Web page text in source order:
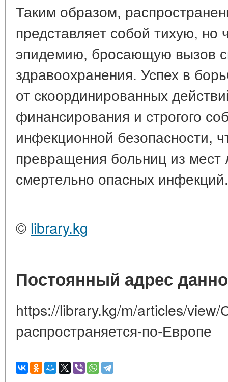
Таким образом,
представляет собой тихую,
эпидемию, бросающую вызов
здравоохранения. Успех в
от скоординированных
финансирования и строгого
инфекционной безопасности,
превращения больниц из мест
смертельно опасных инфекций.
© library.kg
Постоянный адрес
https://library.kg/m/articles/view/
распространяется-по-Европе